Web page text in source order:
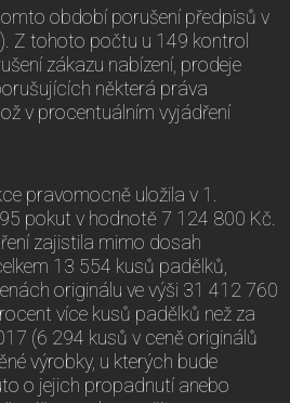
období porušení předpisů v
Z tohoto počtu u 149 kontrol
zákazu nabízení, prodeje
některá práva
v procentuálním vyjádření
pravomocně uložila v 1.
pokut v hodnotě 7 124 800 Kč.
zajistila mimo dosah
13 554 kusů padělků,
originálu ve výši 31 412 760
více kusů padělků než za
(6 294 kusů v ceně originálů
výrobky, u kterých bude
o jejich propadnutí anebo